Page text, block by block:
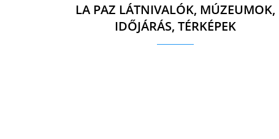
LA PAZ LÁTNIVALÓK, MÚZEUMOK,
IDŐJÁRÁS, TÉRKÉPEK